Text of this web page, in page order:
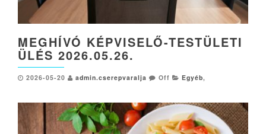
MEGHÍVÓ KÉPVISELŐ-TESTÜLETI
ÜLÉS 2026.05.26.
2026-05-20 admin.cserepvaralja Off Egyéb,